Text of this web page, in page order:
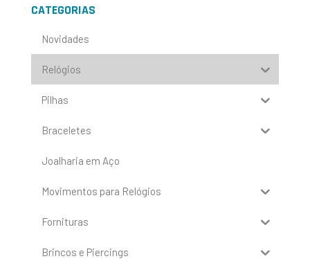
CATEGORIAS
Novidades
Relógios
Pilhas
Braceletes
Joalharia em Aço
Movimentos para Relógios
Fornituras
Brincos e Piercings